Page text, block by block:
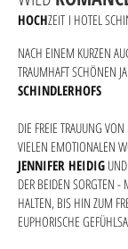
HOCHZEIT I HOTEL
NACH EINEM KURZEN
TRAUMHAFT SCHÖNEN
SCHINDLERHOFS
DIE FREIE TRAUUNG
VIELEN EMOTIONALEN
JENNIFER HEIDIG
DER BEIDEN SORGTEN -
HALTEN, BIS HIN ZUM
EUPHORISCHE